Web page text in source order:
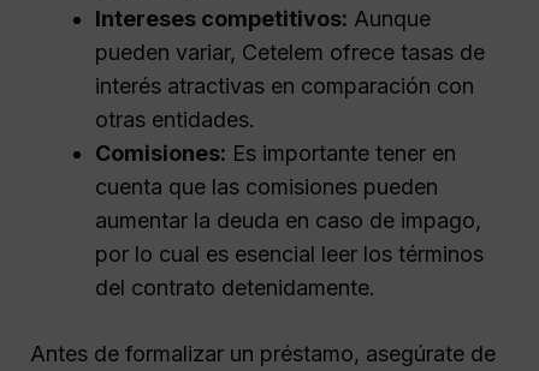
Intereses competitivos: Aunque
pueden variar, Cetelem ofrece tasas de
interés atractivas en comparación con
otras entidades.
Comisiones: Es importante tener en
cuenta que las comisiones pueden
aumentar la deuda en caso de impago,
por lo cual es esencial leer los términos
del contrato detenidamente.
Antes de formalizar un préstamo, asegúrate de